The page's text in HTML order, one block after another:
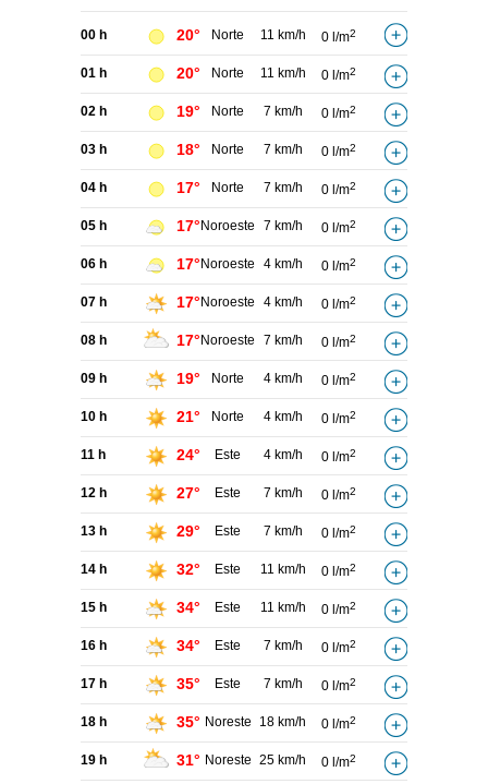
00 h 20° Norte 11 km/h 0 l/m2
01 h 20° Norte 11 km/h 0 l/m2
02 h 19° Norte 7 km/h 0 l/m2
03 h 18° Norte 7 km/h 0 l/m2
04 h 17° Norte 7 km/h 0 l/m2
05 h 17° Noroeste 7 km/h 0 l/m2
06 h 17° Noroeste 4 km/h 0 l/m2
07 h 17° Noroeste 4 km/h 0 l/m2
08 h 17° Noroeste 7 km/h 0 l/m2
09 h 19° Norte 4 km/h 0 l/m2
10 h 21° Norte 4 km/h 0 l/m2
11 h 24° Este 4 km/h 0 l/m2
12 h 27° Este 7 km/h 0 l/m2
13 h 29° Este 7 km/h 0 l/m2
14 h 32° Este 11 km/h 0 l/m2
15 h 34° Este 11 km/h 0 l/m2
16 h 34° Este 7 km/h 0 l/m2
17 h 35° Este 7 km/h 0 l/m2
18 h 35° Noreste 18 km/h 0 l/m2
19 h 31° Noreste 25 km/h 0 l/m2